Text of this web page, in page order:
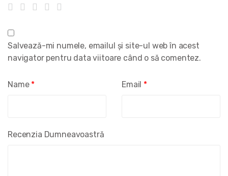
Recenzia Dumneavoastră
Name * Email *
Salvează-mi numele, emailul și site-ul web în acest
navigator pentru data viitoare când o să comentez.